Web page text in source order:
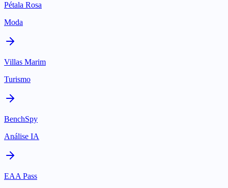
Pétala Rosa
Moda
Villas Marim
Turismo
BenchSpy
Análise IA
EAA Pass